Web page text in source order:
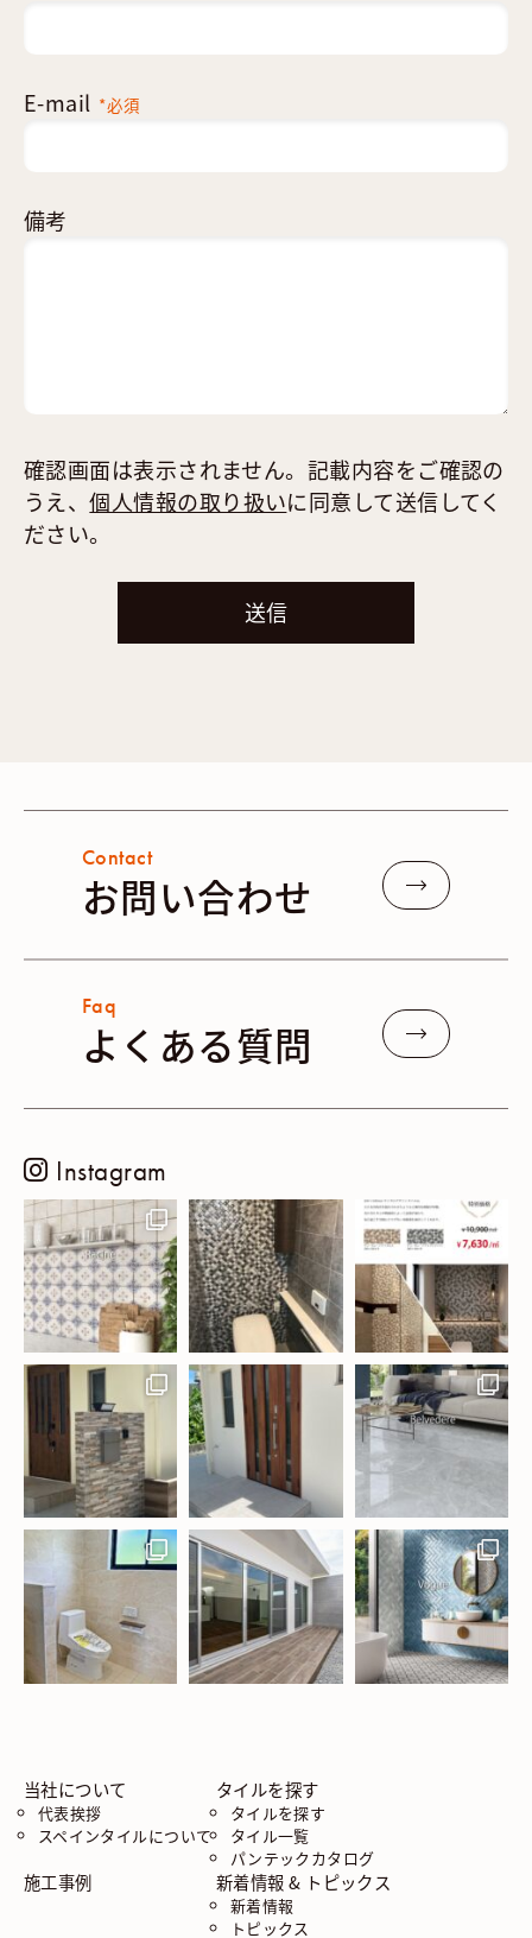
E-mail *必須
備考
確認画面は表示されません。記載内容をご確認の
うえ、個人情報の取り扱いに同意して送信してく
ださい。
Contact
お問い合わせ
Faq
よくある質問
Instagram
当社について
代表挨拶
スペインタイルについて
タイルを探す
タイルを探す
タイル一覧
パンテックカタログ
施工事例 新着情報 & トピックス
新着情報
トピックス